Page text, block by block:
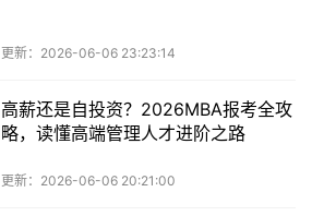
更新：2026-06-06 23:23:14
高薪还是自投资？2026MBA报考全攻
略，读懂高端管理人才进阶之路
更新：2026-06-06 20:21:00